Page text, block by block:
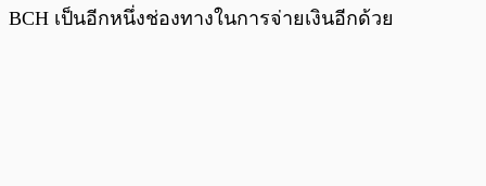
BCH เป็นอีกหนึ่งช่องทางในการจ่ายเงินอีกด้วย